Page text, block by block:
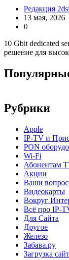
Редакция
13 мая, 2026
0
10 Gbit dedicated
решение для
Рубрики
Apple
IP-TV и
PON
Wi-Fi
Абонентам
Акции
Ваши
Видеокарты
Вокруг
Всё про IP-
Для Сайта
Другое
Железо
Забава.ру
Загрузка